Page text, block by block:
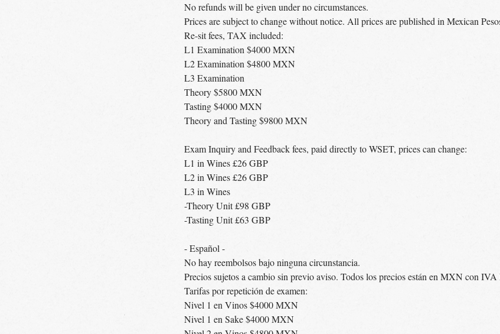
No refunds will be given under no circumstances.
Prices are subject to change without notice. All prices are published in Mexican
Re-sit fees, TAX included:
L1 Examination $4000 MXN
L2 Examination $4800 MXN
L3 Examination
Theory $5800 MXN
Tasting $4000 MXN
Theory and Tasting $9800 MXN
Exam Inquiry and Feedback fees, paid directly to WSET, prices can change:
L1 in Wines £26 GBP
L2 in Wines £26 GBP
L3 in Wines
-Theory Unit £98 GBP
-Tasting Unit £63 GBP
- Español -
No hay reembolsos bajo ninguna circunstancia.
Precios sujetos a cambio sin previo aviso. Todos los precios están en MXN con
Tarifas por repetición de examen:
Nivel 1 en Vinos $4000 MXN
Nivel 1 en Sake $4000 MXN